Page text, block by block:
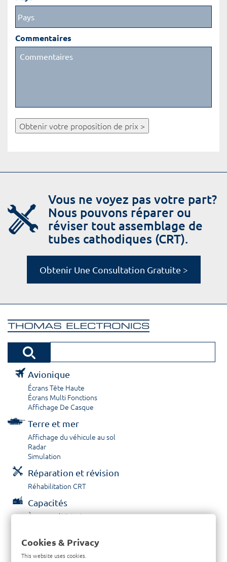
Commentaires
Obtenir votre proposition de prix >
Vous ne voyez pas votre part?
Nous pouvons réparer ou
réviser tout assemblage de
tubes cathodiques (CRT).
Obtenir Une Consultation Gratuite >
Avionique
Écrans Tête Haute
Écrans Multi Fonctions
Affichage De Casque
Terre et mer
Affichage du véhicule au sol
Radar
Simulation
Réparation et révision
Réhabilitation CRT
Capacités
À propos / Historique
Contactez nous
Cookies & Privacy
This website uses cookies.